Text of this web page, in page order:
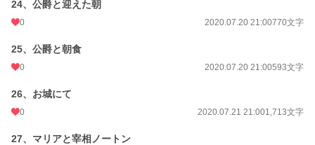
24、公爵と迎えた朝
0 2020.07.20 21:00770文字
25、公爵と朝食
0 2020.07.20 21:00593文字
26、お城にて
0 2020.07.21 21:001,713文字
27、マリアと宰相ノートン